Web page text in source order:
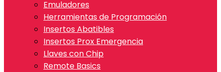
Emuladores
Herramientas de Programación
Insertos Abatibles
Insertos Prox Emergencia
Llaves con Chip
Remote Basics